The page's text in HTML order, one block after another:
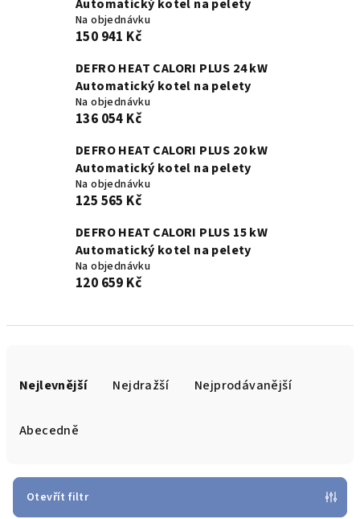
Automatický kotel na pelety
Na objednávku
150 941 Kč
DEFRO HEAT CALORI PLUS 24 kW
Automatický kotel na pelety
Na objednávku
136 054 Kč
DEFRO HEAT CALORI PLUS 20 kW
Automatický kotel na pelety
Na objednávku
125 565 Kč
DEFRO HEAT CALORI PLUS 15 kW
Automatický kotel na pelety
Na objednávku
120 659 Kč
Nejlevnější Nejdražší Nejprodávanější
Abecedně
Otevřít filtr